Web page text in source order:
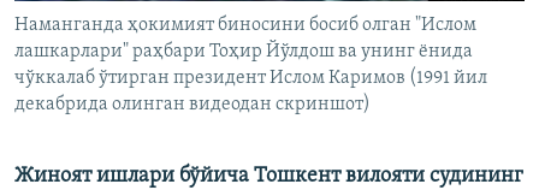
Наманганда ҳокимият биносини босиб олган "Ислом
лашкарлари" раҳбари Тоҳир Йўлдош ва унинг ёнида
чўккалаб ўтирган президент Ислом Каримов (1991 йил
декабрида олинган видеодан скриншот)
Жиноят ишлари бўйича Тошкент вилояти судининг